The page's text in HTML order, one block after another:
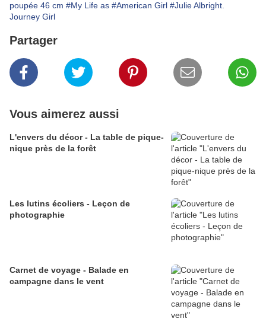
poupée 46 cm #My Life as #American Girl #Julie Albright.
Journey Girl
Partager
Vous aimerez aussi
L'envers du décor - La table de pique-
nique près de la forêt
Les lutins écoliers - Leçon de
photographie
Carnet de voyage - Balade en
campagne dans le vent